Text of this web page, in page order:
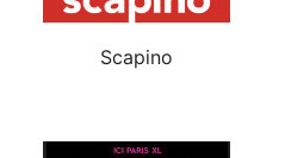
Scapino